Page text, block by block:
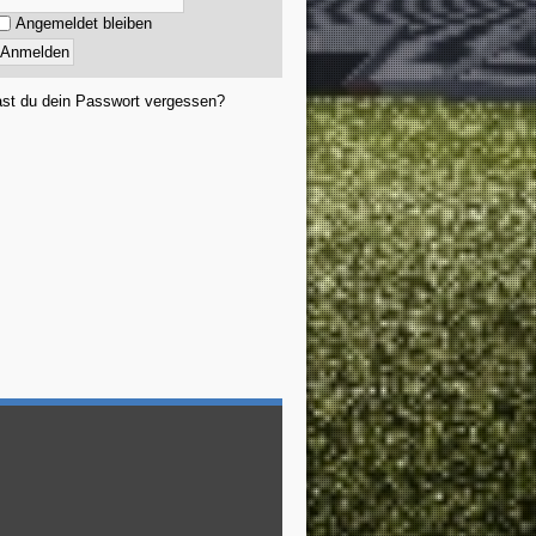
Angemeldet bleiben
du dein Passwort vergessen?